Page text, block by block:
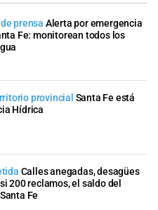
prensa Alerta por emergencia
Fe: monitorean todos los
provincial Santa Fe está
Hídrica
Calles anegadas, desagües
200 reclamos, el saldo del
Fe